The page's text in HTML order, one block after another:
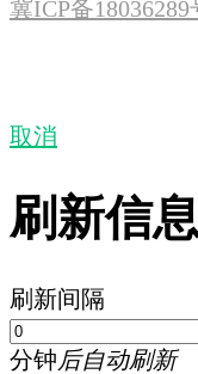
冀ICP备
取消
刷新信
刷新间隔
分钟后自动刷新